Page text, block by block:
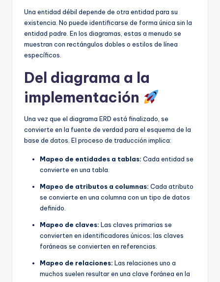
Una entidad débil depende de otra entidad para su
existencia. No puede identificarse de forma única sin la
entidad padre. En los diagramas, estas a menudo se
muestran con rectángulos dobles o estilos de línea
específicos.
Del diagrama a la
implementación
Una vez que el diagrama ERD está finalizado, se
convierte en la fuente de verdad para el esquema de la
base de datos. El proceso de traducción implica:
Mapeo de entidades a tablas: Cada entidad se
convierte en una tabla.
Mapeo de atributos a columnas: Cada atributo
se convierte en una columna con un tipo de datos
definido.
Mapeo de claves: Las claves primarias se
convierten en identificadores únicos; las claves
foráneas se convierten en referencias.
Mapeo de relaciones: Las relaciones uno a
muchos suelen resultar en una clave foránea en la